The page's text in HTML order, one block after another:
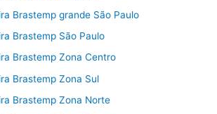
Brastemp grande São Paulo
Brastemp São Paulo
Brastemp Zona Centro
Brastemp Zona Sul
Brastemp Zona Norte